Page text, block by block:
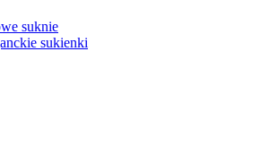
suknie
sukienki